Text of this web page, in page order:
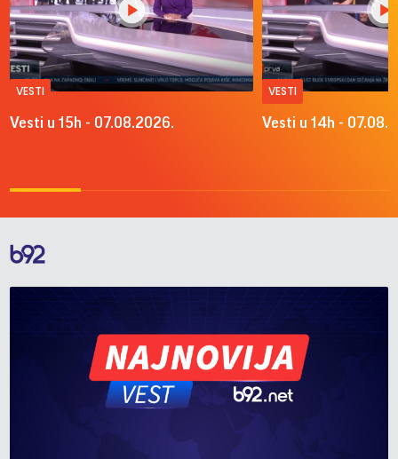
VESTI
Vesti u 15h - 07.08.2026.
VESTI
Vesti u 14h -